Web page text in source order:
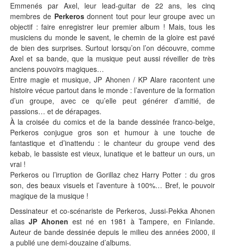
Emmenés par Axel, leur lead-guitar de 22 ans, les cinq
membres de Perkerosdonnent tout pour leur groupe avec un
objectif : faire enregistrer leur premier album ! Mais, tous les
musiciens du monde le savent, le chemin de la gloire est pavé
de bien des surprises. Surtout lorsqu’on l’on découvre, comme
Axel et sa bande, que la musique peut aussi réveiller de très
anciens pouvoirs magiques…
Entre magie et musique, JP Ahonen / KP Alare racontent une
histoire vécue partout dans le monde : l’aventure de la formation
d’un groupe, avec ce qu’elle peut générer d’amitié, de
passions… et de dérapages.
À la croisée du comics et de la bande dessinée franco-belge,
Perkeros conjugue gros son et humour à une touche de
fantastique et d’inattendu : le chanteur du groupe vend des
kebab, le bassiste est vieux, lunatique et le batteur un ours, un
vrai !
Perkeros ou l’irruption de Gorillaz chez Harry Potter : du gros
son, des beaux visuels et l’aventure à 100%… Bref, le pouvoir
magique de la musique !
Dessinateur et co-scénariste de Perkeros, Jussi-Pekka Ahonen
aliasJP Ahonen est né en 1981 à Tampere, en Finlande.
Auteur de bande dessinée depuis le milieu des années 2000, il
a publié une demi-douzaine d’albums.